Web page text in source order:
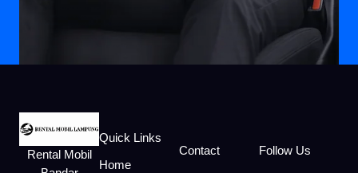
Rental Mobil
Quick Links
Home
Contact Follow Us